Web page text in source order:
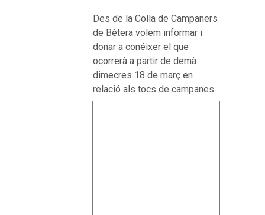
Des de la Colla de Campaners
de Bétera volem informar i
donar a conéixer el que
ocorrerà a partir de demà
dimecres 18 de març en
relació als tocs de campanes.